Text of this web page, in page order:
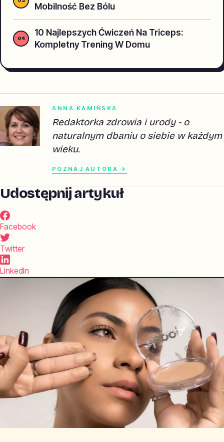
Mobilność Bez Bólu
10 Najlepszych Ćwiczeń Na Triceps:
Kompletny Trening W Domu
ANNA KAMIŃSKA
Redaktorka zdrowia i urody - o
naturalnym dbaniu o siebie w każdym
wieku.
POZNAJ AUTORA →
Udostępnij artykuł
Facebook
Twitter
LinkedIn